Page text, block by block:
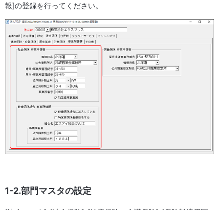
報]の登録を行ってください。
1-2.部門マスタの設定